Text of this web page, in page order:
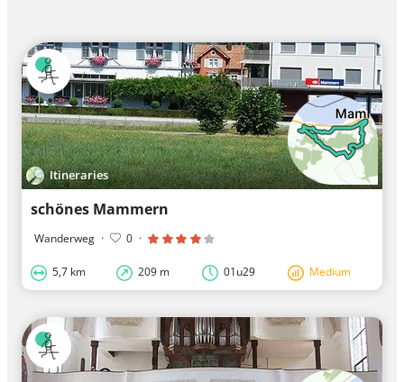
Itineraries
schönes Mammern
Wanderweg · 0 ·
5,7 km 209 m 01u29 Medium